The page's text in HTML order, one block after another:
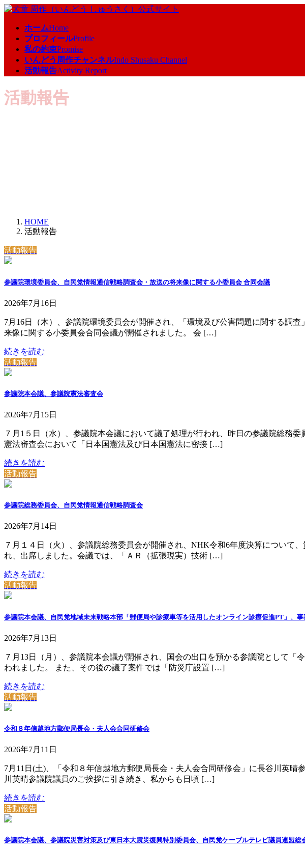
コ
ッ
プ
ナ
移
動
ホームHome
プロフィールProfile
私の約束Promise
いんどう周作チャンネルIndo Shusaku Channel
活動報告Activity Report
活動報告
HOME
活動報告
活動報告
参議院環境委員会、自民党情報通信戦略調査会・放送の将来像に関する小委員会 合同会議
2026年7月16日
7月16日（木）、参議院環境委員会が開催され、「環境及び公害問題に関する調
来像に関する小委員会合同会議が開催されました。 会 […]
続きを読む
活動報告
参議院本会議、参議院憲法審査会
2026年7月15日
７月1５日（水）、参議院本会議において議了処理が行われ、昨日の参議院総務
憲法審査会において「日本国憲法及び日本国憲法に密接 […]
続きを読む
活動報告
参議院総務委員会、自民党情報通信戦略調査会
2026年7月14日
７月１４日（火）、参議院総務委員会が開催され、NHK令和6年度決算について
れ、出席しました。会議では、「ＡＲ（拡張現実）技術 […]
続きを読む
活動報告
参議院本会議、自民党地域未来戦略本部「郵便局や診療車等を活用したオンライン診療促進PT」、事
2026年7月13日
７月13日（月）、参議院本会議が開催され、国会の出口を預かる参議院として
われました。 また、その後の議了案件では「防災庁設置 […]
続きを読む
活動報告
令和８年信越地方郵便局長会・夫人会合同研修会
2026年7月11日
7月11日(土)、「令和８年信越地方郵便局長会・夫人会合同研修会」に長谷川英
川英晴参議院議員のご挨拶に引き続き、私からも日頃 […]
続きを読む
活動報告
参議院本会議、参議院災害対策及び東日本大震災復興特別委員会、自民党ケーブルテレビ議員連盟総